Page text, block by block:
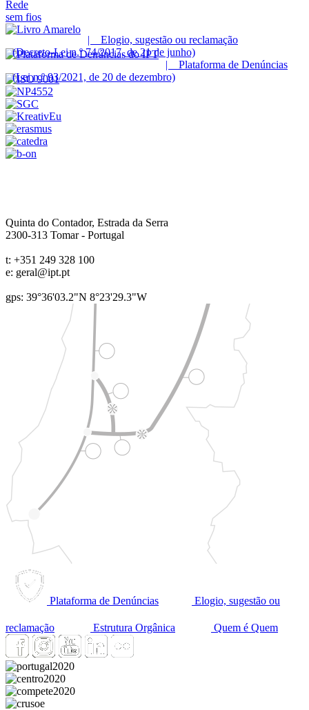
Rede
sem fios
| Elogio, sugestão ou reclamação
(Decreto-Lei n.º 74/2017, de 21 de junho)
| Plataforma de Denúncias
(Lei n.º 93/2021, de 20 de dezembro)
Quinta do Contador, Estrada da Serra
2300-313 Tomar- Portugal
t: +351 249 328 100
e: geral@ipt.pt
gps: 39°36'03.2"N 8°23'29.3"W
Plataforma de Denúncias Elogio, sugestão ou
reclamação Estrutura Orgânica Quem é Quem